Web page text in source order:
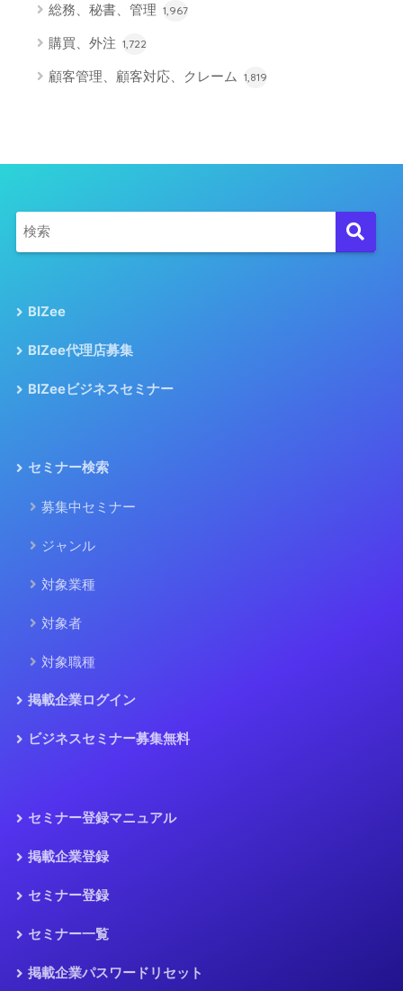
総務、秘書、管理 1,967
購買、外注 1,722
顧客管理、顧客対応、クレーム 1,819
BIZee
BIZee代理店募集
BIZeeビジネスセミナー
セミナー検索
募集中セミナー
ジャンル
対象業種
対象者
対象職種
掲載企業ログイン
ビジネスセミナー募集無料
セミナー登録マニュアル
掲載企業登録
セミナー登録
セミナー一覧
掲載企業パスワードリセット